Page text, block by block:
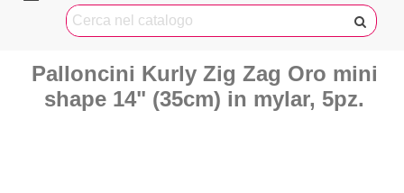
Palloncini Kurly Zig Zag Oro mini
shape 14" (35cm) in mylar, 5pz.